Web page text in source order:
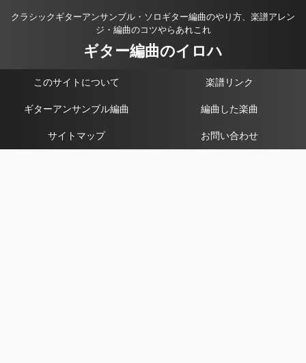
クラシックギターアンサンブル・ソロギター編曲のやり方、楽譜アレン
ジ・編曲のコツやらあれこれ
ギター編曲のイロハ
このサイトについて 楽譜リンク
ギターアンサンブル編曲 編曲した楽曲
サイトマップ お問い合わせ